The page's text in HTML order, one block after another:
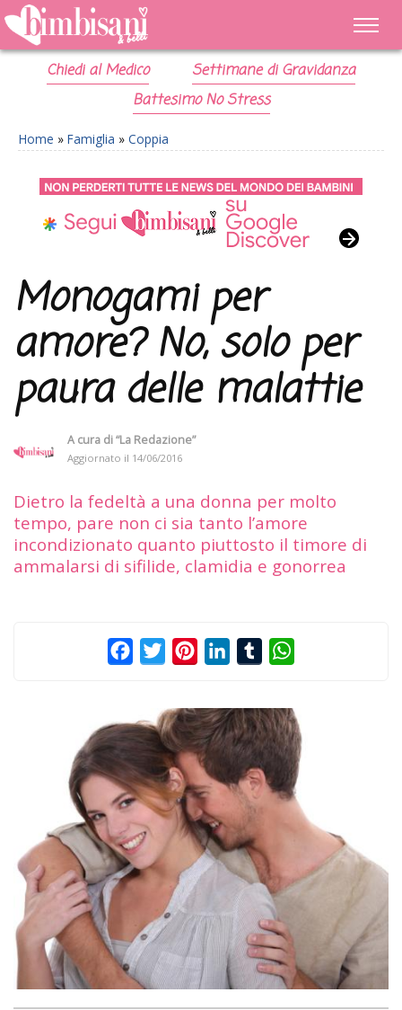
Chiedi al Medico
Settimane di Gravidanza
Battesimo No Stress
Home » Famiglia » Coppia
Monogami per
amore? No, solo per
paura delle malattie
A cura di“La Redazione”
Aggiornato il 14/06/2016
Dietro la fedeltà a una donna per molto
tempo, pare non ci sia tanto l’amore
incondizionato quanto piuttosto il timore di
ammalarsi di sifilide, clamidia e gonorrea
FacebookTwitterPinterestLinkedInTumblr